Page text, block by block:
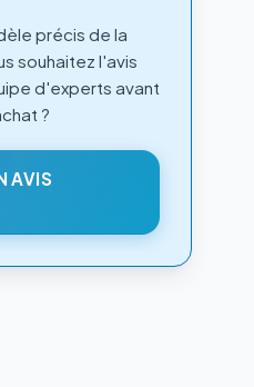
précis de la
souhaitez l'avis
d'experts avant
?
AVIS